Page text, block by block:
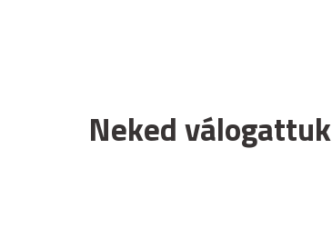
Neked válogattuk